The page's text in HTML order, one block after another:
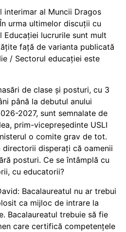
interimar al Muncii Dragos
urma ultimelor discuții cu
Educației lucrurile sunt mult
față de varianta publicată
/ Sectorul educației este
de clase și posturi, cu 3
până la debutul anului
2027, sunt semnalate de
prim-vicepreședinte USLI
o comite grav de tot.
directorii disperați că oamenii
posturi. Ce se întâmplă cu
cu educatorii?
Bacalaureatul nu ar trebui
ca mijloc de intrare la
Bacalaureatul trebuie să fie
care certifică competențele